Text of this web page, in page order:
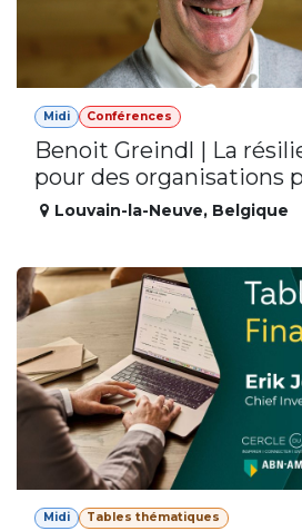
Midi Conférences
Benoit Greindl | La
pour des organisations
Louvain-la-Neuve, Belgique
Midi Tables thématiques